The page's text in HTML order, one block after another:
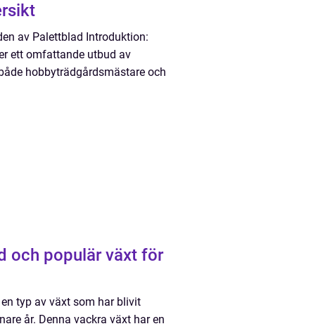
av Palettblad Introduktion:
ett omfattande utbud av
hobbyträdgårdsmästare och
och populär växt för
typ av växt som har blivit
år. Denna vackra växt har en